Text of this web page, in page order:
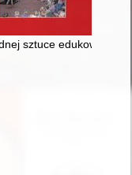
polskich na
sztuce edukowania i